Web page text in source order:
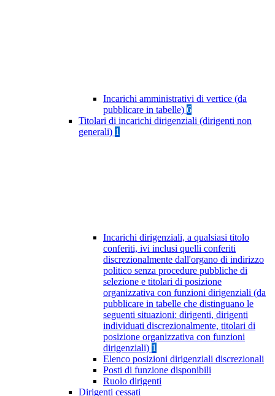
Incarichi amministrativi di vertice (da
pubblicare in tabelle) 6
Titolari di incarichi dirigenziali (dirigenti non
generali) 1
Incarichi dirigenziali, a qualsiasi titolo
conferiti, ivi inclusi quelli conferiti
discrezionalmente dall'organo di indirizzo
politico senza procedure pubbliche di
selezione e titolari di posizione
organizzativa con funzioni dirigenziali (da
pubblicare in tabelle che distinguano le
seguenti situazioni: dirigenti, dirigenti
individuati discrezionalmente, titolari di
posizione organizzativa con funzioni
dirigenziali) 1
Elenco posizioni dirigenziali discrezionali
Posti di funzione disponibili
Ruolo dirigenti
Dirigenti cessati